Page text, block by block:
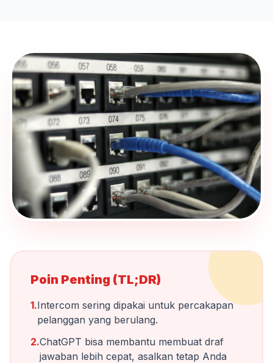
Poin Penting (TL;DR)
1.Intercom sering dipakai untuk percakapan
pelanggan yang berulang.
2.ChatGPT bisa membantu membuat draf
jawaban lebih cepat, asalkan tetap Anda